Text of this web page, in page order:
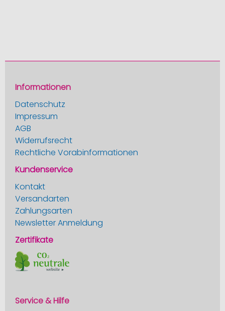
Informationen
Datenschutz
Impressum
AGB
Widerrufsrecht
Rechtliche Vorabinformationen
Kundenservice
Kontakt
Versandarten
Zahlungsarten
Newsletter Anmeldung
Zertifikate
Service & Hilfe